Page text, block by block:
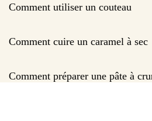
Comment utiliser un couteau
Comment cuire un caramel à sec
Comment préparer une pâte à